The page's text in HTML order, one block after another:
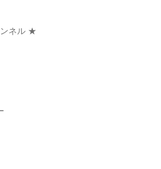
ネル ★